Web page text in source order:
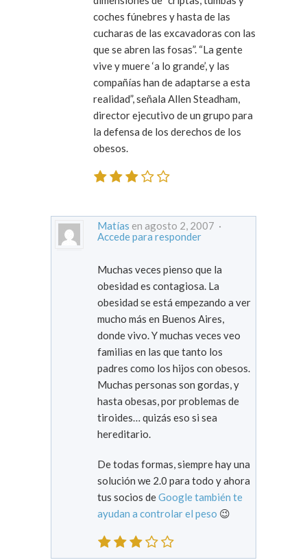
coches fúnebres y hasta de las
cucharas de las excavadoras con las
que se abren las fosas”. “La gente
vive y muere ‘a lo grande’, y las
compañías han de adaptarse a esta
realidad”, señala Allen Steadham,
director ejecutivo de un grupo para
la defensa de los derechos de los
obesos.
Matías
en agosto 2, 2007 ·
Accede para responder
Muchas veces pienso que la
obesidad es contagiosa. La
obesidad se está empezando a ver
mucho más en Buenos Aires,
donde vivo. Y muchas veces veo
familias en las que tanto los
padres como los hijos con obesos.
Muchas personas son gordas, y
hasta obesas, por problemas de
tiroides… quizás eso si sea
hereditario.
De todas formas, siempre hay una
solución we 2.0 para todo y ahora
tus socios deGoogle también te
ayudan a controlar el peso 😉